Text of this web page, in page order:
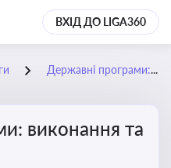
ВХІД ДО LIGA360
Державні програми: виконання та проблеми
виконання та